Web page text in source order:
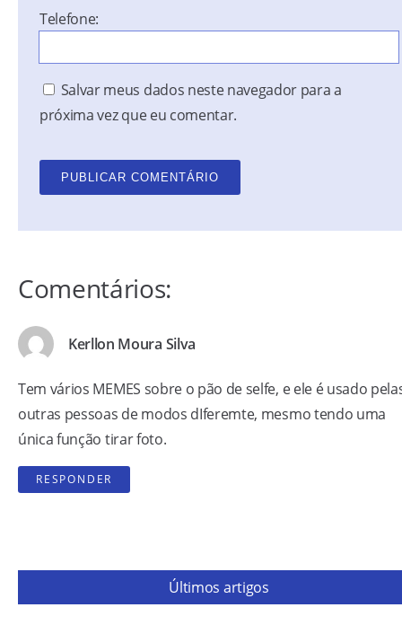
Telefone:
Salvar meus dados neste navegador para a
próxima vez que eu comentar.
Comentários:
Kerllon Moura Silva
Tem vários MEMES sobre o pão de selfe, e ele é usado
outras pessoas de modos dIferemte, mesmo tendo uma
única função tirar foto.
RESPONDER
Últimos artigos